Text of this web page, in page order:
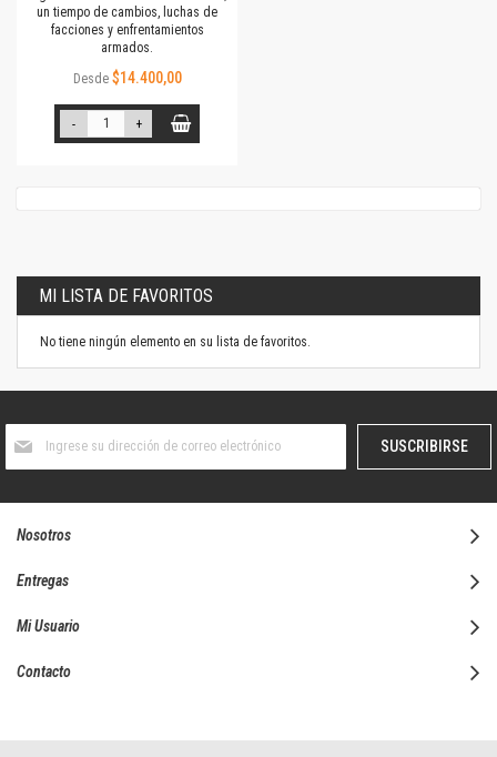
un tiempo de cambios, luchas de
facciones y enfrentamientos
armados.
Desde $14.400,00
- +
MI LISTA DE FAVORITOS
No tiene ningún elemento en su lista de favoritos.
boletín
SUSCRIBIRSE
Nosotros
Entregas
Mi Usuario
Contacto